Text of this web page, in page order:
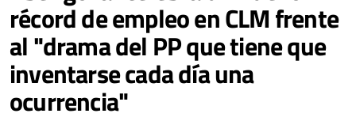
récord de empleo en CLM frente
al "drama del PP que tiene que
inventarse cada día una
ocurrencia"